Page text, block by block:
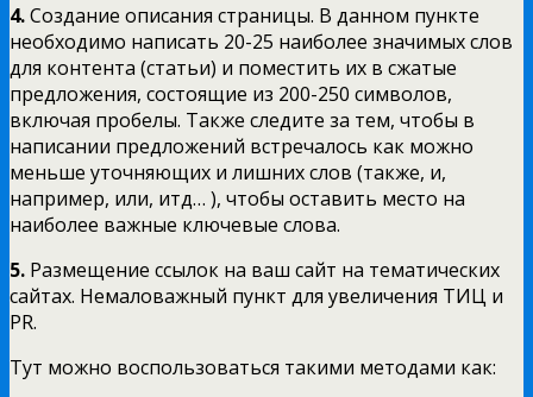
4.Создание описания страницы. В данном пункте
необходимо написать 20-25 наиболее значимых слов
для контента (статьи) и поместить их в сжатые
предложения, состоящие из 200-250 символов,
включая пробелы. Также следите за тем, чтобы в
написании предложений встречалось как можно
меньше уточняющих и лишних слов (также, и,
например, или, итд… ), чтобы оставить место на
наиболее важные ключевые слова.
5. Размещение ссылок на ваш сайт на тематических
сайтах. Немаловажный пункт для увеличения ТИЦ и
PR.
Тут можно воспользоваться такими методами как: